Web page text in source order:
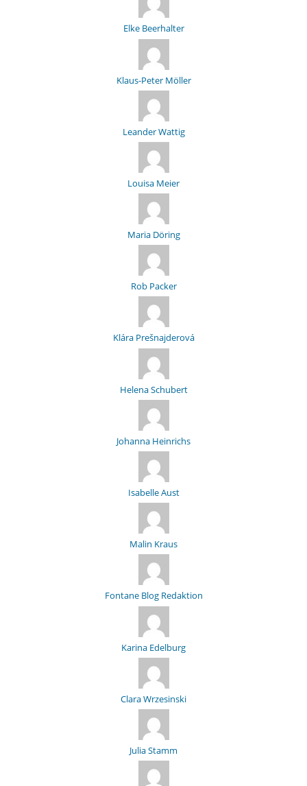
Elke Beerhalter
Klaus-Peter Möller
Leander Wattig
Louisa Meier
Maria Döring
Rob Packer
Klára Prešnajderová
Helena Schubert
Johanna Heinrichs
Isabelle Aust
Malin Kraus
Fontane Blog Redaktion
Karina Edelburg
Clara Wrzesinski
Julia Stamm